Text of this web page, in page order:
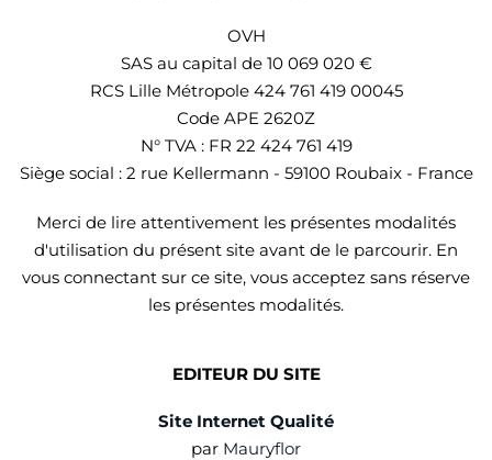
OVH
SAS au capital de 10 069 020 €
RCS Lille Métropole 424 761 419 00045
Code APE 2620Z
N° TVA : FR 22 424 761 419
Siège social : 2 rue Kellermann - 59100 Roubaix - France
Merci de lire attentivement les présentes modalités
d'utilisation du présent site avant de le parcourir. En
vous connectant sur ce site, vous acceptez sans réserve
les présentes modalités.
EDITEUR DU SITE
Site Internet Qualité
par Mauryflor